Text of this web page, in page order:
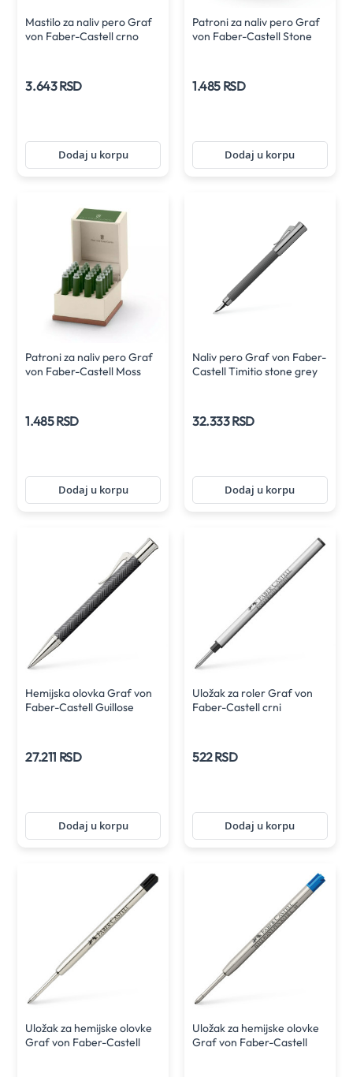
Mastilo za naliv pero Graf
von Faber-Castell crno
3.643 RSD
Dodaj u korpu
Patroni za naliv pero Graf
von Faber-Castell Stone
1.485 RSD
Dodaj u korpu
Patroni za naliv pero Graf
von Faber-Castell Moss
1.485 RSD
Dodaj u korpu
Naliv pero Graf von Faber-
Castell Timitio stone grey
32.333 RSD
Dodaj u korpu
Hemijska olovka Graf von
Faber-Castell Guillose
27.211 RSD
Dodaj u korpu
Uložak za roler Graf von
Faber-Castell crni
522 RSD
Dodaj u korpu
Uložak za hemijske olovke
Graf von Faber-Castell
Uložak za hemijske olovke
Graf von Faber-Castell